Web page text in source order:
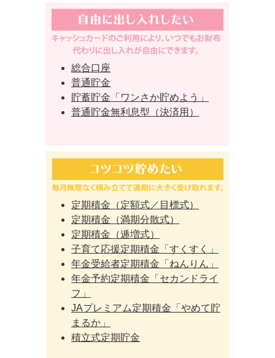
総合口座
普通貯金
貯蓄貯金「ワンさか貯めよう」
普通貯金無利息型（決済用）
定期積金（定額式／目標式）
定期積金（満期分散式）
定期積金（逓増式）
子育て応援定期積金「すくすく」
年金受給者定期積金「ねんりん」
年金予約定期積金「セカンドライ
フ」
JAプレミアム定期積金「やめて貯
まるか」
積立式定期貯金